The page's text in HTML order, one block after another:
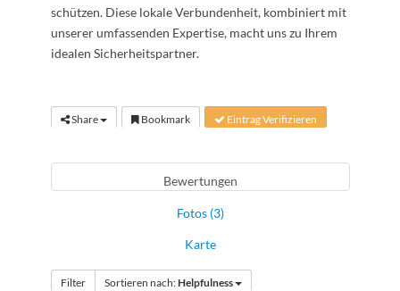
schützen. Diese lokale Verbundenheit, kombiniert mit
unserer umfassenden Expertise, macht uns zu Ihrem
idealen Sicherheitspartner.
Share Bookmark Eintrag Verifizieren
Bewertungen
Fotos (3)
Karte
Filter Sortieren nach:Helpfulness